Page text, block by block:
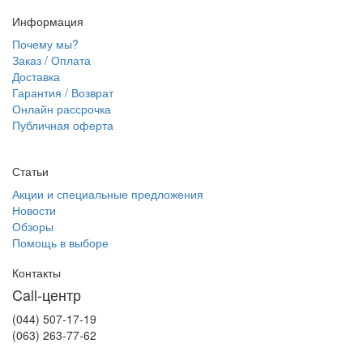
Информация
Почему мы?
Заказ / Оплата
Доставка
Гарантия / Возврат
Онлайн рассрочка
Публичная оферта
Статьи
Акции и специальные предложения
Новости
Обзоры
Помощь в выборе
Контакты
Call-центр
(044) 507-17-19
(063) 263-77-62